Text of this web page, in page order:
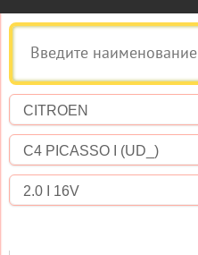
CITROEN
C4 PICASSO I (UD_)
2.0 I 16V